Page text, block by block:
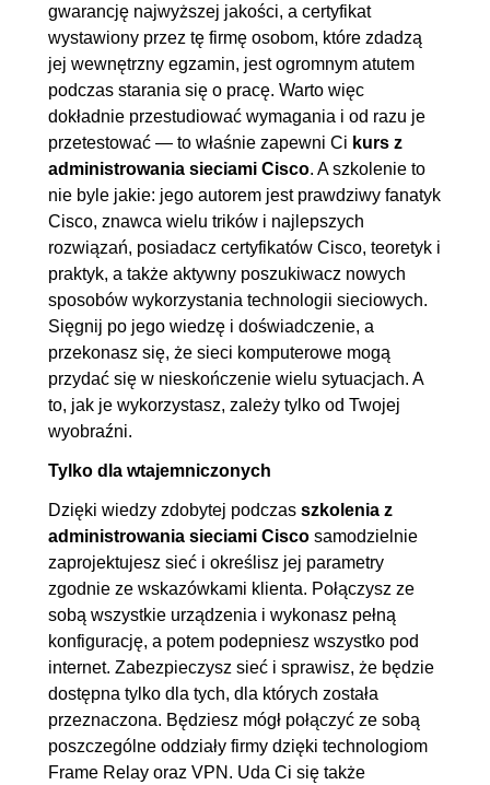
EtherChannel i jej konfiguracja
oraz sprawdzenie parametrów
działania
4. Protokoły FHRP, czyli
redundancja w sieci
01:28:05
4.1. Działanie protokołu HSRP
00:04:06
4.2. Przygotowanie
laboratorium w GNS3 do
obsługi HSRP
4.3. Konfiguracja protokołu
HSRP
00:05:49
4.4. Weryfikacja działania
HSRP
00:03:48
4.5. Wykorzystanie priorytetów
4.6. Konfiguracja czasów w
HSRP
00:07:13
4.7. Konfiguracja
uwierzytelnienia w HSRP
00:10:21
4.8. Wykorzystanie funkcji track
00:08:29
4.9. Działanie i konfiguracja
protokołu VRRP
00:06:22
4.10. Obsługa rozgłoszeń i
00:04:20
gwarancję najwyższej jakości, a certyfikat
wystawiony przez tę firmę osobom, które zdadzą
jej wewnętrzny egzamin, jest ogromnym atutem
podczas starania się o pracę. Warto więc
dokładnie przestudiować wymagania i od razu je
przetestować — to właśnie zapewni Ci kurs z
administrowania sieciami Cisco. A szkolenie to
nie byle jakie: jego autorem jest prawdziwy fanatyk
Cisco, znawca wielu trików i najlepszych
rozwiązań, posiadacz certyfikatów Cisco, teoretyk i
praktyk, a także aktywny poszukiwacz nowych
sposobów wykorzystania technologii sieciowych.
Sięgnij po jego wiedzę i doświadczenie, a
przekonasz się, że sieci komputerowe mogą
przydać się w nieskończenie wielu sytuacjach. A
to, jak je wykorzystasz, zależy tylko od Twojej
wyobraźni.
Tylko dla wtajemniczonych
Dzięki wiedzy zdobytej podczas szkolenia z
administrowania sieciami Cisco samodzielnie
zaprojektujesz sieć i określisz jej parametry
zgodnie ze wskazówkami klienta. Połączysz ze
sobą wszystkie urządzenia i wykonasz pełną
konfigurację, a potem podepniesz wszystko pod
internet. Zabezpieczysz sieć i sprawisz, że będzie
dostępna tylko dla tych, dla których została
przeznaczona. Będziesz mógł połączyć ze sobą
poszczególne oddziały firmy dzięki technologiom
Frame Relay oraz VPN. Uda Ci się także